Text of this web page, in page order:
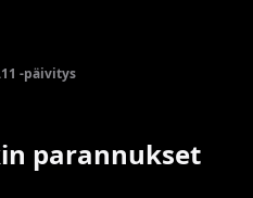
-päivitys
parannukset